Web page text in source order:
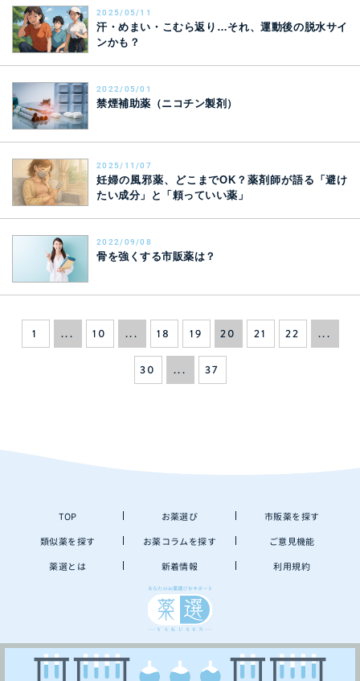
2025/05/11
汗・めまい・こむら返り…それ、運動後の脱水サイ
ンかも？
2022/05/01
禁煙補助薬（ニコチン製剤）
2025/11/07
妊婦の風邪薬、どこまでOK？薬剤師が語る「避け
たい成分」と「頼っていい薬」
2022/09/08
骨を強くする市販薬は？
1 ... 10 ... 18 19 20 21 22 ...
30 ... 37
TOP お薬選び 市販薬を探す
類似薬を探す お薬コラムを探す ご意見機能
薬選とは 新着情報 利用規約